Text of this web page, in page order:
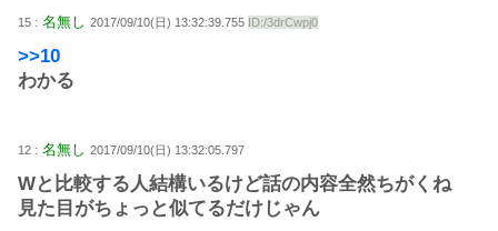
15 : 名無し 2017/09/10(日) 13:32:39.755 ID:/3drCwpj0
>>10
わかる
12 : 名無し 2017/09/10(日) 13:32:05.797
Wと比較する人結構いるけど話の内容全然ちがくね
見た目がちょっと似てるだけじゃん